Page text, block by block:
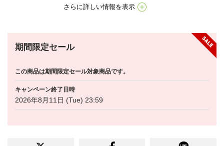
さらに詳しい情報を表示
期間限定セール
この商品は期間限定セール対象商品です。
キャンペーン終了日時
2026年8月11日 (Tue) 23:59